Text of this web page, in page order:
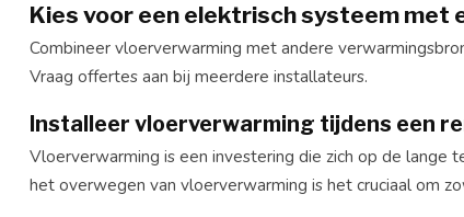
Kies voor een elektrisch systeem met
Combineer vloerverwarming met andere
Vraag offertes aan bij meerdere installateurs.
Installeer vloerverwarming tijdens een
Vloerverwarming is een investering die zich op de lange
het overwegen van vloerverwarming is het cruciaal om